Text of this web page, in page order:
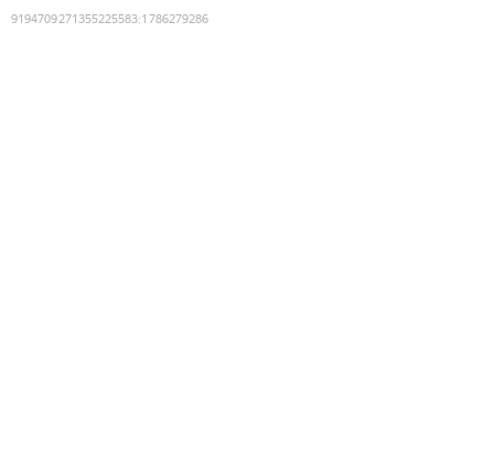
9194709271355225583:1786279286